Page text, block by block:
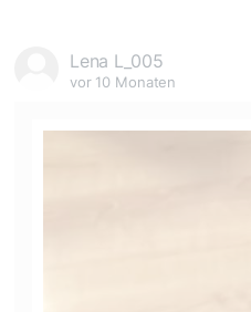
Lena L_005
vor 10 Monaten